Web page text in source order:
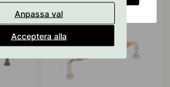
Anpassa val
Acceptera alla